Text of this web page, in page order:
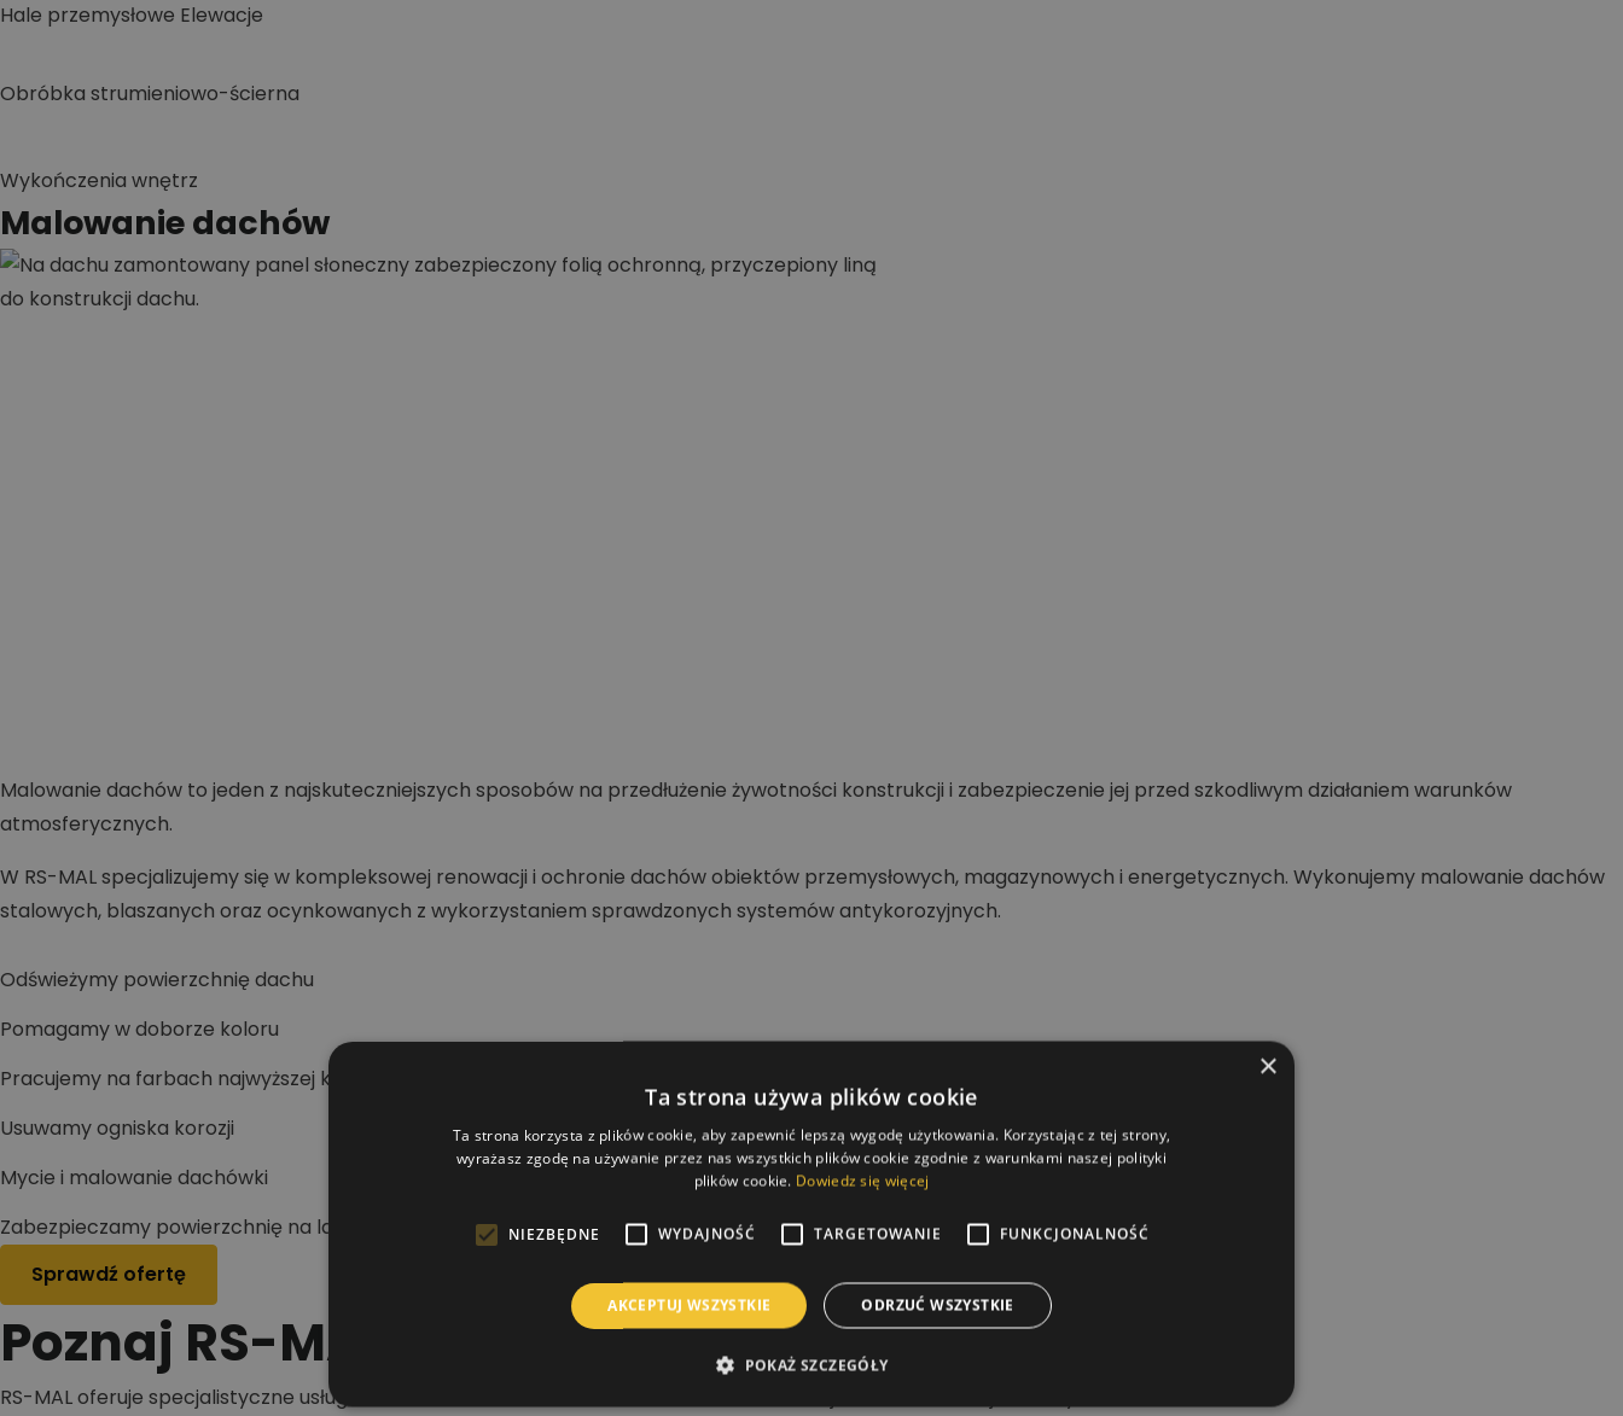
Hale przemysłowe Elewacje
Obróbka strumieniowo-ścierna
Wykończenia wnętrz
Malowanie dachów
Malowanie dachów to jeden z najskuteczniejszych sposobów na przedłużenie żywotności konstrukcji i zabezpieczenie jej przed szkodliwym działaniem warunków
atmosferycznych.
W RS-MAL specjalizujemy się w kompleksowej renowacji i ochronie dachów obiektów przemysłowych, magazynowych i energetycznych. Wykonujemy malowanie dachów
stalowych, blaszanych oraz ocynkowanych z wykorzystaniem sprawdzonych systemów antykorozyjnych.
Odświeżymy powierzchnię dachu
Pomagamy w doborze koloru
Pracujemy na farbach najwyższej klasy
Usuwamy ogniska korozji
Mycie i malowanie dachówki
Zabezpieczamy powierzchnię na lata
Sprawdź ofertę
Poznaj RS-MAL
RS-MAL oferuje specjalistyczne usługi w zakresie malowania dachów, malowania elewacji oraz konstrukcji stalowych.
×
Ta strona używa plików cookie
Ta strona korzysta z plików cookie, aby zapewnić lepszą wygodę użytkowania. Korzystając z tej strony,
wyrażasz zgodę na używanie przez nas wszystkich plików cookie zgodnie z warunkami naszej polityki
plików cookie. Dowiedz się więcej
NIEZBĘDNE WYDAJNOŚĆ TARGETOWANIE FUNKCJONALNOŚĆ
AKCEPTUJ WSZYSTKIE ODRZUĆ WSZYSTKIE
POKAŻ SZCZEGÓŁY